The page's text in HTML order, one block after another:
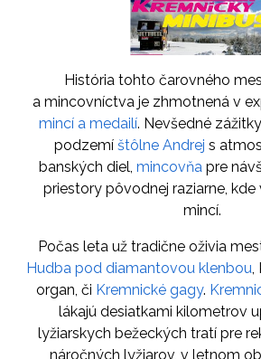
História tohto čarovného
a mincovníctva je zhmotnená v
mincí a medailí. Nevšedné
podzemí štôlne Andrej s
banských diel, mincovňapre
priestory pôvodnej raziarne,
mincí.
Počas leta už tradične oživia
Hudba pod diamantovou klenbou,
organ, či Kremnické gagy.
lákajú desiatkami kilometrov
lyžiarskych bežeckých tratí pre
náročných lyžiarov, v letnom